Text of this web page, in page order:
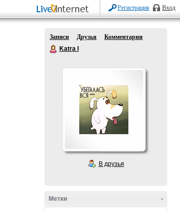
Регистрация Вход
Записи Друзья
Комментарии
Katra I
В друзья
-
Метки